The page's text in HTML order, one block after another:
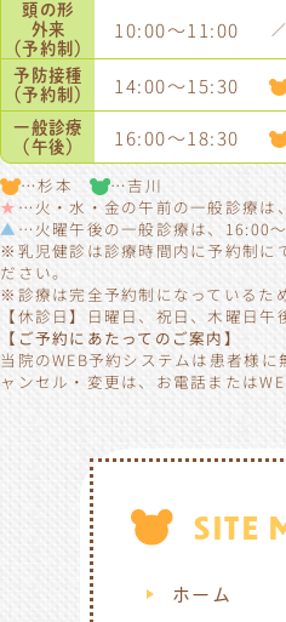
頭の形
外来
（予約制）
10:00～11:00 ／
予防接種
（予約制）
14:00～15:30
一般診療
（午後）
16:00～18:30
…杉本
…吉川
★ …火・水・金の午前の一般診療は
▲ …火曜午後の一般診療は、16:00～
※ 乳児健診は診療時間内に予約制に
ださい。
※診療は完全予約制になっているた
【休診日】日曜日、祝日、木曜日午
【ご予約にあたってのご案内】
当院のWEB予約システムは患者様
ャンセル・変更は、お電話または
SITE
ホーム